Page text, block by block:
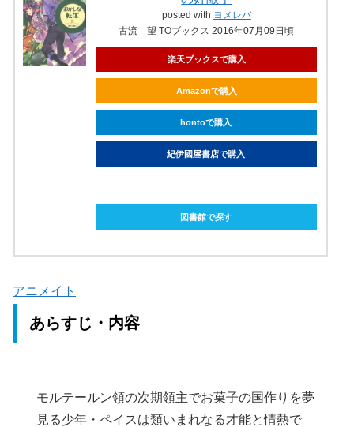
posted with ヨメレバ
古流 望 TOブックス 2016年07月09日頃
楽天ブックスで購入
Amazonで購入
hontoで購入
紀伊國屋書店で購入
図書館で探す
アニメイト
あらすじ・内容
モルテールン領の次期領主でお菓子の国作りを夢
見る少年・ペイスは類いまれなる才能と情熱で